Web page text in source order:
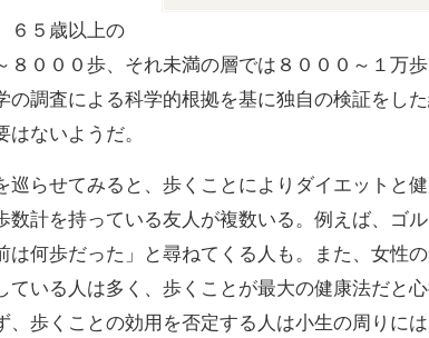
６５歳以上の
８０００歩、それ未満の層では８０００～１万歩
の調査による科学的根拠を基に独自の検証をした
はないようだ。
らせてみると、歩くことによりダイエットと健
数計を持っている友人が複数いる。例えば、ゴル
は何歩だった」と尋ねてくる人も。また、女性
ている人は多く、歩くことが最大の健康法だと
、歩くことの効用を否定する人は小生の周りに